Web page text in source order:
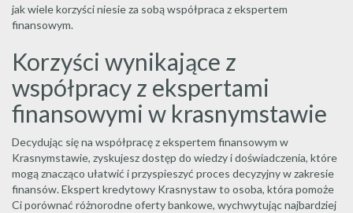
jak wiele korzyści niesie za sobą współpraca z ekspertem
finansowym.
Korzyści wynikające z
współpracy z ekspertami
finansowymi w krasnymstawie
Decydując się na współpracę z ekspertem finansowym w
Krasnymstawie, zyskujesz dostęp do wiedzy i doświadczenia, które
mogą znacząco ułatwić i przyspieszyć proces decyzyjny w zakresie
finansów. Ekspert kredytowy Krasnystaw to osoba, która pomoże
Ci porównać różnorodne oferty bankowe, wychwytując najbardziej